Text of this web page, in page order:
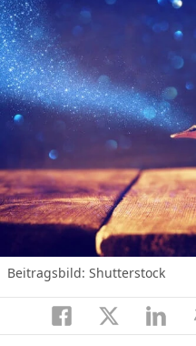
Beitragsbild: Shutterstock